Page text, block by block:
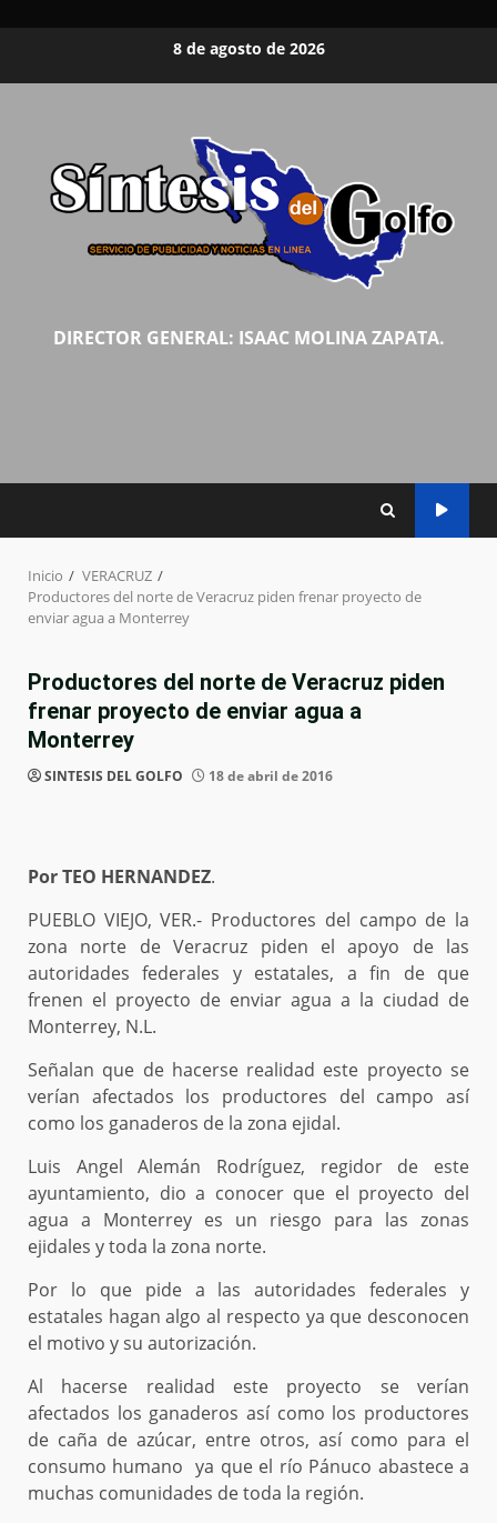
8 de agosto de 2026
DIRECTOR GENERAL: ISAAC MOLINA ZAPATA.
Inicio
VERACRUZ
Productores del norte de Veracruz piden frenar proyecto de
enviar agua a Monterrey
Productores del norte de Veracruz piden
frenar proyecto de enviar agua a
Monterrey
SINTESIS DEL GOLFO 18 de abril de 2016
Por TEO HERNANDEZ.
PUEBLO VIEJO, VER.- Productores del campo de la
zona norte de Veracruz piden el apoyo de las
autoridades federales y estatales, a fin de que
frenen el proyecto de enviar agua a la ciudad de
Monterrey, N.L.
Señalan que de hacerse realidad este proyecto se
verían afectados los productores del campo así
como los ganaderos de la zona ejidal.
Luis Angel Alemán Rodríguez, regidor de este
ayuntamiento, dio a conocer que el proyecto del
agua a Monterrey es un riesgo para las zonas
ejidales y toda la zona norte.
Por lo que pide a las autoridades federales y
estatales hagan algo al respecto ya que desconocen
el motivo y su autorización.
Al hacerse realidad este proyecto se verían
afectados los ganaderos así como los productores
de caña de azúcar, entre otros, así como para el
consumo humano ya que el río Pánuco abastece a
muchas comunidades de toda la región.